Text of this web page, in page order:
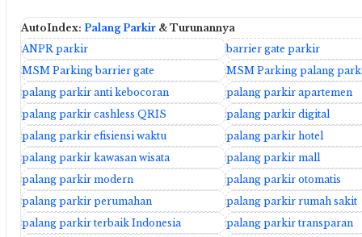
AutoIndex: Palang Parkir & Turunannya
ANPR parkir
barrier gate parkir
MSM Parking barrier gate
MSM Parking palang
palang parkir anti kebocoran
palang parkir apartemen
palang parkir cashless QRIS
palang parkir digital
palang parkir efisiensi waktu
palang parkir hotel
palang parkir kawasan wisata
palang parkir mall
palang parkir modern
palang parkir otomatis
palang parkir perumahan
palang parkir rumah sakit
palang parkir terbaik Indonesia
palang parkir transparan